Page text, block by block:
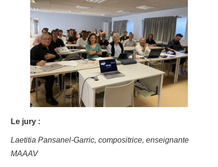
CONCOURS INTERNATIONAUX
RÉCOMPENSES
TAXE D’APPRENTISSAGE
SITES COMPOSITEURS
Le jury :
Laetitia Pansanel-Garric, compositrice, enseignante
MAAAV